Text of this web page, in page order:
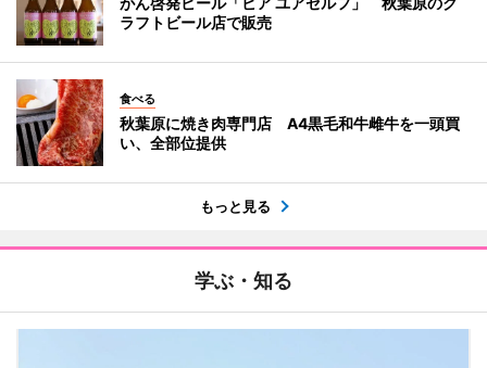
ラフトビール店で販売
食べる
秋葉原に焼き肉専門店 A4黒毛和牛雌牛を一頭買
い、全部位提供
もっと見る
学ぶ・知る